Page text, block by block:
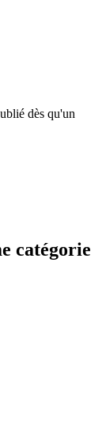
dès qu'un
catégorie